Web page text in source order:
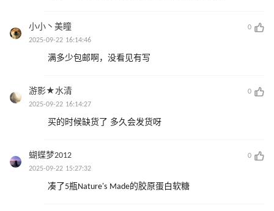
小小丶美瞳
0
2025-09-22 16:14:46
满多少包邮啊，没看见有写
游影★水清
0
2025-09-22 16:14:27
买的时候缺货了 多久会发货呀
蝴蝶梦2012
0
2025-09-22 15:27:32
凑了5瓶Nature's Made的胶原蛋白软糖